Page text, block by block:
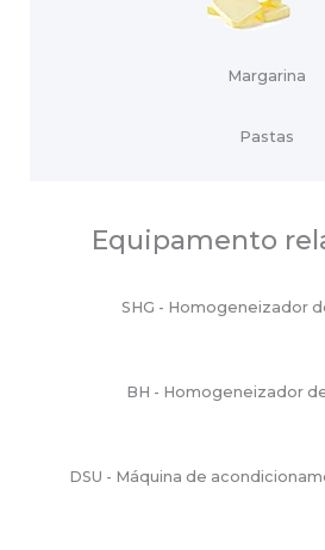
Margarina
Pastas
Equipamento
SHG - Homogeneizador
BH - Homogeneizador
DSU - Máquina de